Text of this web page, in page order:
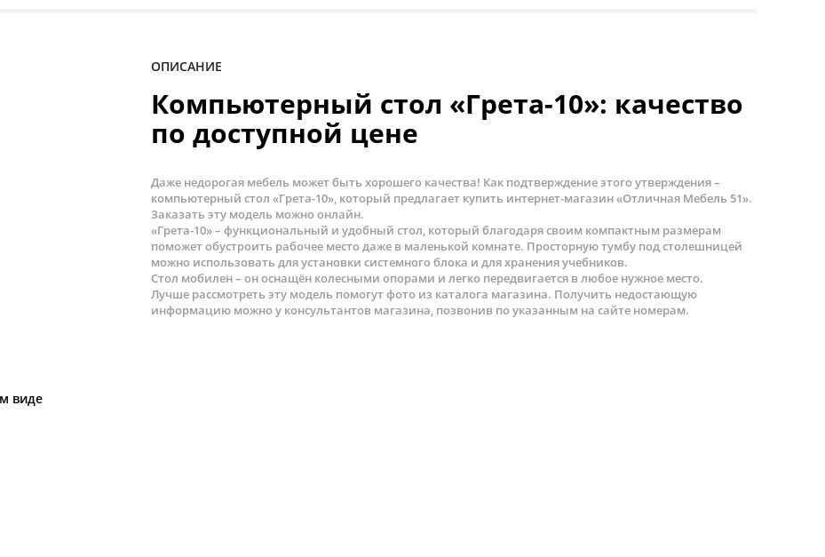
виде
ОПИСАНИЕ
Компьютерный стол «Грета-10»: качество
по доступной цене
Даже недорогая мебель может быть хорошего качества! Как подтверждение этого утверждения –
компьютерный стол «Грета-10», который предлагает купить интернет-магазин «Отличная Мебель 51».
Заказать эту модель можно онлайн.
«Грета-10» – функциональный и удобный стол, который благодаря своим компактным размерам
поможет обустроить рабочее место даже в маленькой комнате. Просторную тумбу под столешницей
можно использовать для установки системного блока и для хранения учебников.
Стол мобилен – он оснащён колесными опорами и легко передвигается в любое нужное место.
Лучше рассмотреть эту модель помогут фото из каталога магазина. Получить недостающую
информацию можно у консультантов магазина, позвонив по указанным на сайте номерам.